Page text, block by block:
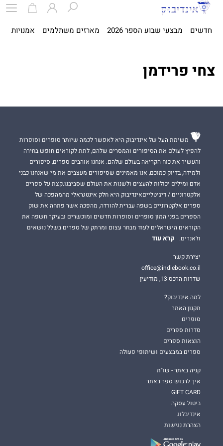
חדשים מבצעי שבוע הספר 2026 מארזים משתלמים אמנויות
צחי פרידמן
משימת העל של אינדיבוק היא לאפשר לכמה שיותר סופרים וסופרות
להפיץ לעולם את הסיפורים והמסרים שלהם, לתת לקוראים חופש בחירה
והעשיר את כוח הקריאה בעולם שלהם. אנחנו אוהבים ספרים, סיפורים
ולמידה, בדיוק כמוכם, אנו מאמינים שסיפורים מעצבים את מי שאנחנו כבני
אדם ומילים יכולות להעצים ולשנות את העולם שסביבנו.קצת על ספרים
אלקטרוניים / דיגיטלייםאינדיבוק היא חלק אינטגראלי מהמהפכה של
ספרים אלקטרוניים בשפה עברית להורדה, מהפכה אשר פתחה את שוק
הספרים בפני המון סופרים וסופרות חדשים ומוכשרים ובעיקר חשפה את
הקוראים הישראלים לעוד מבחר עצום ומרתק של ספרים בשלל נושאים
וז'אנרים.
קרא עוד
יצירת קשר
office@indiebook.co.il
שדרות הרכס 13, מודיעין
למה אינדיבוק?
תקנון האתר
סופרים
סדרות ספרים
הוצאות ספרים
ספרים במבצעים ושיתופי פעולה
קניה באתר - שו"ת
איך לרכוש ספר באתר
GIFT CARD
ביטול עסקה
אינדיבלוג
הצהרת נגישות